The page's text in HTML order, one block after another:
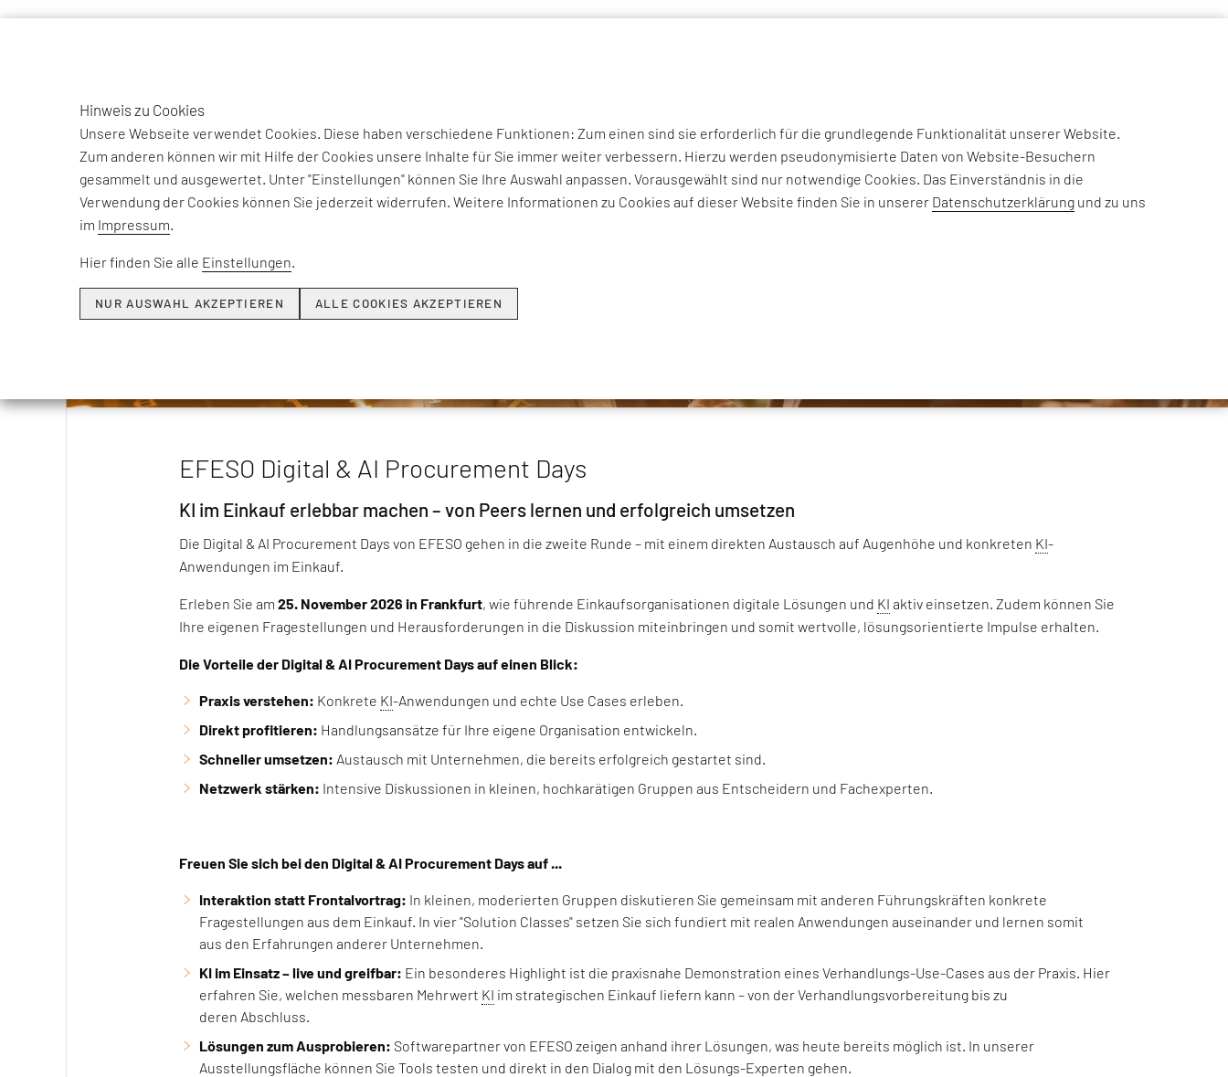
EFESO Digital & AI Procurement Days
KI im Einkauf erlebbar machen – von Peers lernen und erfolgreich umsetzen
Die Digital & AI Procurement Days von EFESO gehen in die zweite Runde – mit einem direkten Austausch auf Augenhöhe und konkreten KI-
Anwendungen im Einkauf.
Erleben Sie am 25. November 2026 in Frankfurt, wie führende Einkaufsorganisationen digitale Lösungen und KI aktiv einsetzen. Zudem können Sie
Ihre eigenen Fragestellungen und Herausforderungen in die Diskussion miteinbringen und somit wertvolle, lösungsorientierte Impulse erhalten.
Die Vorteile der Digital & AI Procurement Days auf einen Blick:
Praxis verstehen: Konkrete KI-Anwendungen und echte Use Cases erleben.
Direkt profitieren: Handlungsansätze für Ihre eigene Organisation entwickeln.
Schneller umsetzen: Austausch mit Unternehmen, die bereits erfolgreich gestartet sind.
Netzwerk stärken: Intensive Diskussionen in kleinen, hochkarätigen Gruppen aus Entscheidern und Fachexperten.
Freuen Sie sich bei den Digital & AI Procurement Days auf ...
Interaktion statt Frontalvortrag: In kleinen, moderierten Gruppen diskutieren Sie gemeinsam mit anderen Führungskräften konkrete
Fragestellungen aus dem Einkauf. In vier "Solution Classes" setzen Sie sich fundiert mit realen Anwendungen auseinander und lernen somit
aus den Erfahrungen anderer Unternehmen.
KI im Einsatz – live und greifbar: Ein besonderes Highlight ist die praxisnahe Demonstration eines Verhandlungs-Use-Cases aus der Praxis. Hier
erfahren Sie, welchen messbaren Mehrwert KI im strategischen Einkauf liefern kann – von der Verhandlungsvorbereitung bis zu
deren Abschluss.
Lösungen zum Ausprobieren: Softwarepartner von EFESO zeigen anhand ihrer Lösungen, was heute bereits möglich ist. In unserer
Ausstellungsfläche können Sie Tools testen und direkt in den Dialog mit den Lösungs-Experten gehen.
Hinweis zu Cookies
Unsere Webseite verwendet Cookies. Diese haben verschiedene Funktionen: Zum einen sind sie erforderlich für die grundlegende Funktionalität unserer Website.
Zum anderen können wir mit Hilfe der Cookies unsere Inhalte für Sie immer weiter verbessern. Hierzu werden pseudonymisierte Daten von Website-Besuchern
gesammelt und ausgewertet. Unter "Einstellungen" können Sie Ihre Auswahl anpassen. Vorausgewählt sind nur notwendige Cookies. Das Einverständnis in die
Verwendung der Cookies können Sie jederzeit widerrufen. Weitere Informationen zu Cookies auf dieser Website finden Sie in unserer Datenschutzerklärung und zu uns
im Impressum.
Hier finden Sie alle Einstellungen.
NUR AUSWAHL AKZEPTIEREN ALLE COOKIES AKZEPTIEREN